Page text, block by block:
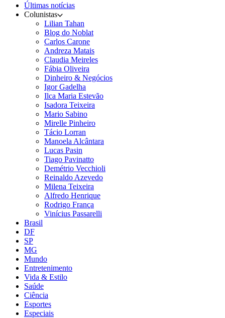
Últimas notícias
Colunistas
Lilian Tahan
Blog do Noblat
Carlos Carone
Andreza Matais
Claudia Meireles
Fábia Oliveira
Dinheiro & Negócios
Igor Gadelha
Ilca Maria Estevão
Isadora Teixeira
Mario Sabino
Mirelle Pinheiro
Tácio Lorran
Manoela Alcântara
Lucas Pasin
Tiago Pavinatto
Demétrio Vecchioli
Reinaldo Azevedo
Milena Teixeira
Alfredo Henrique
Rodrigo França
Vinícius Passarelli
Brasil
DF
SP
MG
Mundo
Entretenimento
Vida & Estilo
Saúde
Ciência
Esportes
Especiais